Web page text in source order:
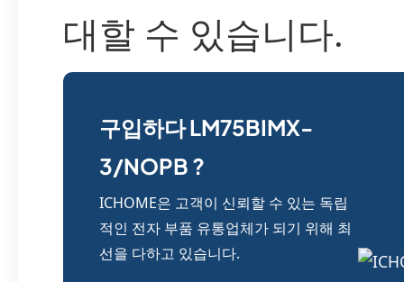
대할 수 있습니다.
구입하다 LM75BIMX-
3/NOPB ?
ICHOME은 고객이 신뢰할 수 있는 독립
적인 전자 부품 유통업체가 되기 위해 최
선을 다하고 있습니다.